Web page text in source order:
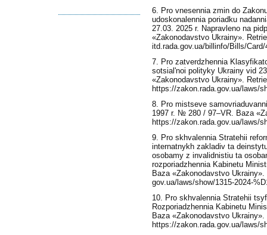
6. Pro vnesennia zmin do
udoskonalennia poriadku
27.03. 2025 r. Napravleno na
«Zakonodavstvo Ukrainy».
itd.rada.gov.ua/billinfo/Bills/Card/
7. Pro zatverdzhennia
sotsial'noi polityky Ukrainy vid
«Zakonodavstvo Ukrainy».
https://zakon.rada.gov.ua/laws/
8. Pro mistseve
1997 r. № 280 / 97–VR. Baza
https://zakon.rada.gov.ua/laws/
9. Pro skhvalennia Stratehii
internatnykh zakladiv ta
osobamy z invalidnistiu ta
rozporiadzhennia Kabinetu
Baza «Zakonodavstvo
gov.ua/laws/show/1315-2024-
10. Pro skhvalennia Stratehii
Rozporiadzhennia Kabinetu
Baza «Zakonodavstvo
https://zakon.rada.gov.ua/laws/